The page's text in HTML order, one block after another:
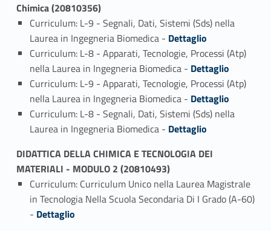
Chimica (20810356)
Curriculum: L-9 - Segnali, Dati, Sistemi (Sds) nella
Laurea in Ingegneria Biomedica - Link identifier #identifier_person_59940-1
Dettaglio
Curriculum: L-8 - Apparati, Tecnologie, Processi (Atp)
nella Laurea in Ingegneria Biomedica - Link identifier #identifier_person_135386-2
Dettaglio
Curriculum: L-9 - Apparati, Tecnologie, Processi (Atp)
nella Laurea in Ingegneria Biomedica - Link identifier #identifier_person_158368-3
Dettaglio
Curriculum: L-8 - Segnali, Dati, Sistemi (Sds) nella
Laurea in Ingegneria Biomedica - Link identifier #identifier_person_157485-4
Dettaglio
DIDATTICA DELLA CHIMICA E TECNOLOGIA DEI
MATERIALI - MODULO 2 (20810493)
Curriculum: Curriculum Unico nella Laurea Magistrale
in Tecnologia Nella Scuola Secondaria Di I Grado (A-60)
- Link identifier #identifier_person_117869-1
Dettaglio